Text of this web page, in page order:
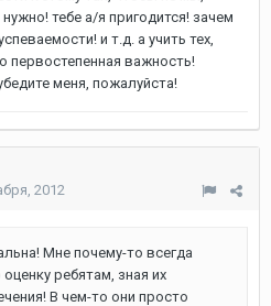
тебе а/я пригодится! зачем
и т.д. а учить тех,
первостепенная важность!
меня, пожалуйста!
2012
Мне почему-то всегда
ребятам, зная их
В чем-то они просто